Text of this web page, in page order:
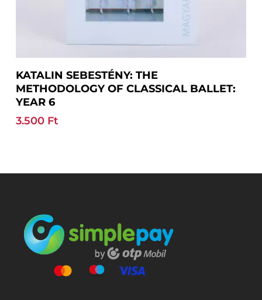
Add To Basket
KATALIN SEBESTÉNY: THE
METHODOLOGY OF CLASSICAL BALLET:
YEAR 6
3.500 Ft